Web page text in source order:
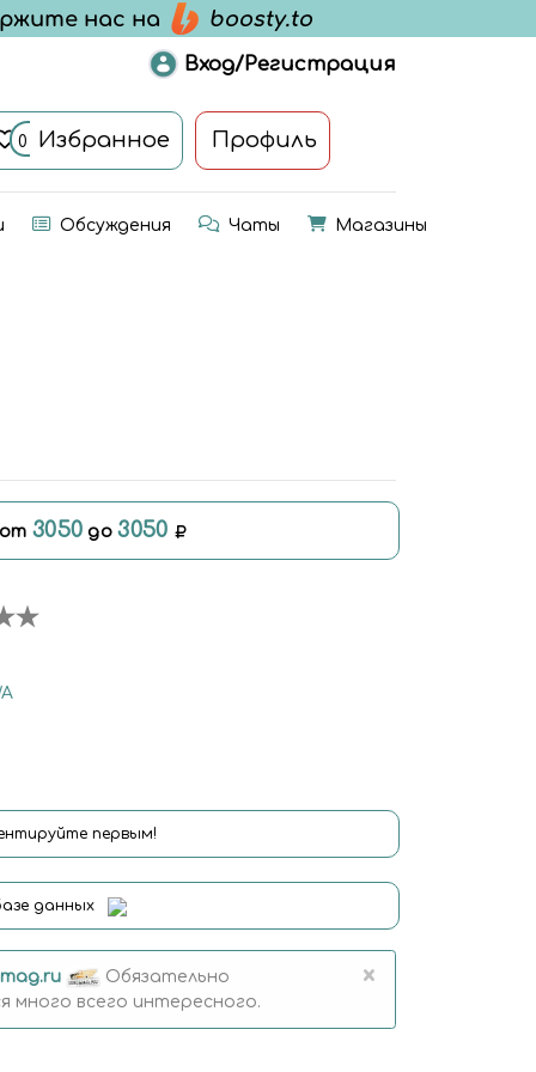
Вход/Регистрация
0 Избранное Профиль
Обсуждения Чаты Магазины
от 3050 до3050
первым!
данных
Обязательно
всего интересного.
×